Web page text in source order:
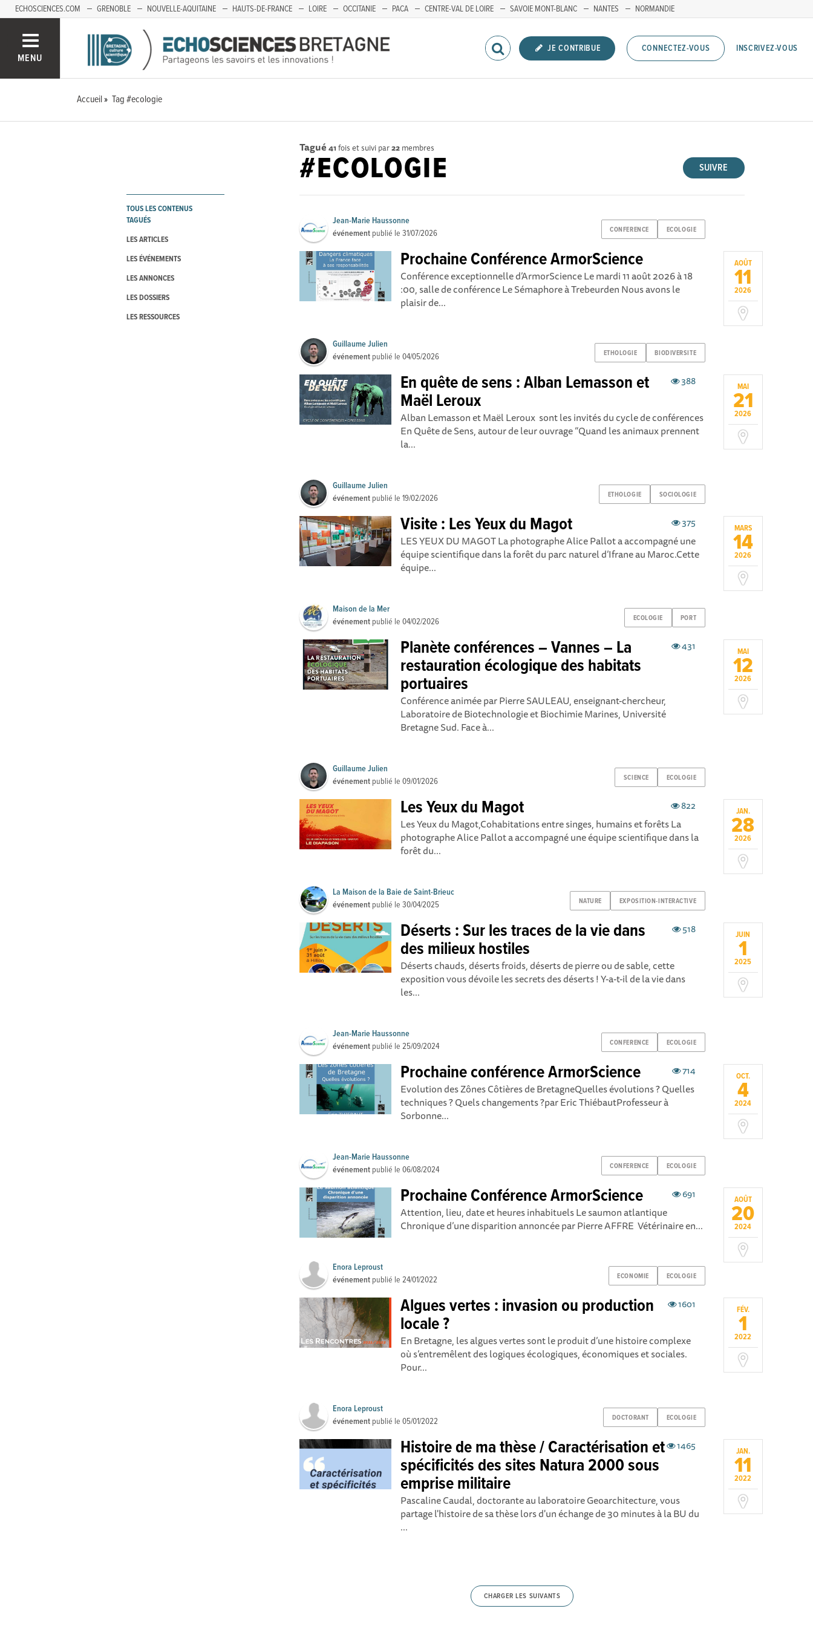
ECHOSCIENCES.COM GRENOBLE NOUVELLE-AQUITAINE HAUTS-DE-FRANCE LOIRE OCCITANIE PACA CENTRE-VAL DE LOIRE SAVOIE MONT-BLANC NANTES NORMANDIE
MENU
JE CONTRIBUE CONNECTEZ-VOUS INSCRIVEZ-VOUS
Accueil Tag #ecologie
TOUS LES CONTENUS
TAGUÉS
LES ARTICLES
LES ÉVÉNEMENTS
LES ANNONCES
LES DOSSIERS
LES RESSOURCES
Tagué 41 fois et suivi par22 membres
SUIVRE
#ECOLOGIE
CONFERENCE ECOLOGIE
Jean-Marie Haussonne
événement publié le31/07/2026
AOÛT
11
2026
Prochaine Conférence ArmorScience
Conférence exceptionnelle d’ArmorScience Le mardi 11 août 2026 à 18
:00, salle de conférence Le Sémaphore à Trebeurden Nous avons le
plaisir de...
ETHOLOGIE BIODIVERSITE
Guillaume Julien
événement publié le04/05/2026
MAI
21
2026
388
En quête de sens : Alban Lemasson et
Maël Leroux
Alban Lemasson et Maël Leroux sont les invités du cycle de conférences
En Quête de Sens, autour de leur ouvrage “Quand les animaux prennent
la...
ETHOLOGIE SOCIOLOGIE
Guillaume Julien
événement publié le19/02/2026
MARS
14
2026
375
Visite : Les Yeux du Magot
LES YEUX DU MAGOT La photographe Alice Pallot a accompagné une
équipe scientifique dans la forêt du parc naturel d’Ifrane au Maroc.Cette
équipe...
ECOLOGIE PORT
Maison de la Mer
événement publié le04/02/2026
MAI
12
2026
431
Planète conférences – Vannes – La
restauration écologique des habitats
portuaires
Conférence animée par Pierre SAULEAU, enseignant-chercheur,
Laboratoire de Biotechnologie et Biochimie Marines, Université
Bretagne Sud. Face à...
SCIENCE ECOLOGIE
Guillaume Julien
événement publié le09/01/2026
JAN.
28
2026
822
Les Yeux du Magot
Les Yeux du Magot,Cohabitations entre singes, humains et forêts La
photographe Alice Pallot a accompagné une équipe scientifique dans la
forêt du...
NATURE EXPOSITION-INTERACTIVE
La Maison de la Baie de Saint-Brieuc
événement publié le30/04/2025
JUIN
1
2025
518
Déserts : Sur les traces de la vie dans
des milieux hostiles
Déserts chauds, déserts froids, déserts de pierre ou de sable, cette
exposition vous dévoile les secrets des déserts ! Y-a-t-il de la vie dans
les...
CONFERENCE ECOLOGIE
Jean-Marie Haussonne
événement publié le25/09/2024
OCT.
4
2024
714
Prochaine conférence ArmorScience
Evolution des Zônes Côtières de BretagneQuelles évolutions ? Quelles
techniques ? Quels changements ?par Eric ThiébautProfesseur à
Sorbonne...
CONFERENCE ECOLOGIE
Jean-Marie Haussonne
événement publié le06/08/2024
AOÛT
20
2024
691
Prochaine Conférence ArmorScience
Attention, lieu, date et heures inhabituels Le saumon atlantique
Chronique d’une disparition annoncée par Pierre AFFRE Vétérinaire en...
ECONOMIE ECOLOGIE
Enora Leproust
événement publié le24/01/2022
FÉV.
1
2022
1601
Algues vertes : invasion ou production
locale ?
En Bretagne, les algues vertes sont le produit d’une histoire complexe
où s’entremêlent des logiques écologiques, économiques et sociales.
Pour...
DOCTORANT ECOLOGIE
Enora Leproust
événement publié le05/01/2022
JAN.
11
2022
1465
Histoire de ma thèse / Caractérisation et
spécificités des sites Natura 2000 sous
emprise militaire
Pascaline Caudal, doctorante au laboratoire Geoarchitecture, vous
partage l'histoire de sa thèse lors d'un échange de 30 minutes à la BU du
...
CHARGER LES SUIVANTS